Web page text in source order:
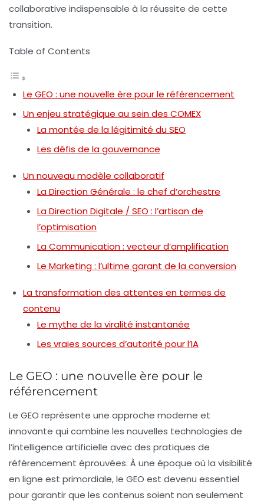
collaborative indispensable à la réussite de cette
transition.
Table of Contents
Le GEO : une nouvelle ère pour le référencement
Un enjeu stratégique au sein des COMEX
La montée de la légitimité du SEO
Les défis de la gouvernance
Un nouveau modèle collaboratif
La Direction Générale : le chef d’orchestre
La Direction Digitale / SEO : l’artisan de
l’optimisation
La Communication : vecteur d’amplification
Le Marketing : l’ultime garant de la conversion
La transformation des attentes en termes de
contenu
Le mythe de la viralité instantanée
Les vraies sources d’autorité pour l’IA
Le GEO : une nouvelle ère pour le
référencement
Le GEO représente une approche moderne et
innovante qui combine les nouvelles technologies de
l’intelligence artificielle avec des pratiques de
référencement éprouvées. À une époque où la visibilité
en ligne est primordiale, le GEO est devenu essentiel
pour garantir que les contenus soient non seulement